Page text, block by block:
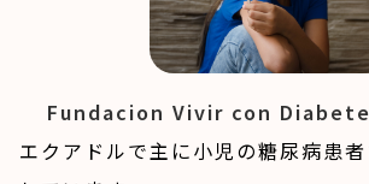
Fundacion Vivir con
エクアドルで主に小児の糖尿病患